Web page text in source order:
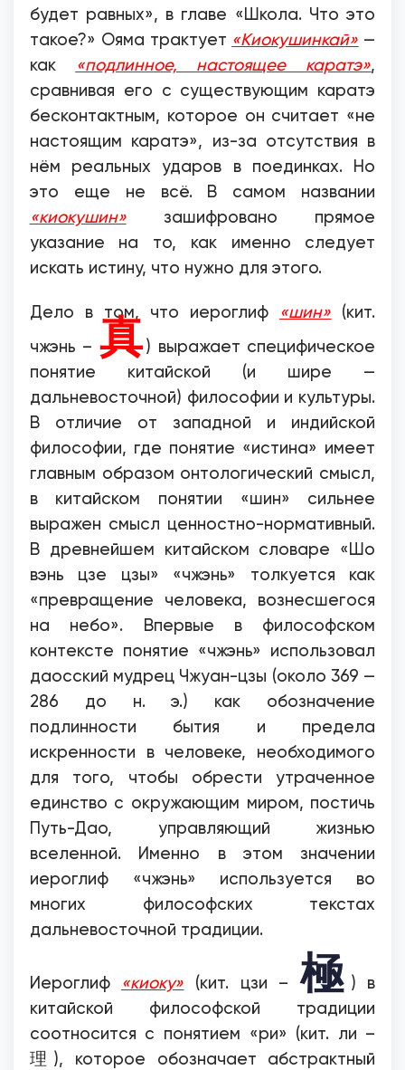
будет равных», в главе «Школа. Что это
такое?» Ояма трактует «Киокушинкай» —
как
«подлинное, настоящее каратэ»,
сравнивая его с существующим каратэ
бесконтактным, которое он считает «не
настоящим каратэ», из-за отсутствия в
нём реальных ударов в поединках. Но
это еще не всё. В самом названии
«киокушин»зашифровано прямое
указание на то, как именно следует
искать истину, что нужно для этого.
Дело в том, что иероглиф «шин» (кит.
чжэнь –真) выражает специфическое
понятие китайской (и шире —
дальневосточной) философии и культуры.
В отличие от западной и индийской
философии, где понятие «истина» имеет
главным образом онтологический смысл,
в китайском понятии «шин» сильнее
выражен смысл ценностно-нормативный.
В древнейшем китайском словаре «Шо
вэнь цзе цзы» «чжэнь» толкуется как
«превращение человека, вознесшегося
на небо». Впервые в философском
контексте понятие «чжэнь» использовал
даосский мудрец Чжуан-цзы (около 369 —
286 до н. э.) как обозначение
подлинности бытия и предела
искренности в человеке, необходимого
для того, чтобы обрести утраченное
единство с окружающим миром, постичь
Путь-Дао, управляющий жизнью
вселенной. Именно в этом значении
иероглиф «чжэнь» используется во
многих философских текстах
дальневосточной традиции.
Иероглиф «киоку» (кит. цзи –極 ) в
китайской философской традиции
соотносится с понятием «ри» (кит. ли –
理), которое обозначает абстрактный